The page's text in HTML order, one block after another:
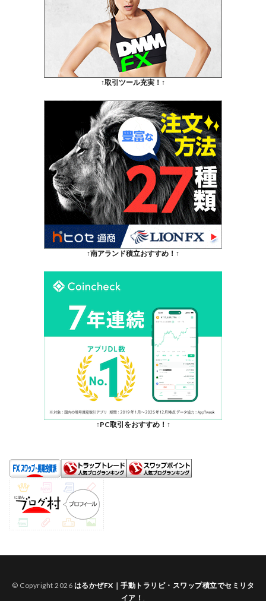
↑取引ツール充実！↑
↑南アランド積立おすすめ！↑
↑PC取引をおすすめ！↑
© Copyright 2026 はるかぜFX｜手動トラリピ・スワップ積立でセミリタ
イア！ .